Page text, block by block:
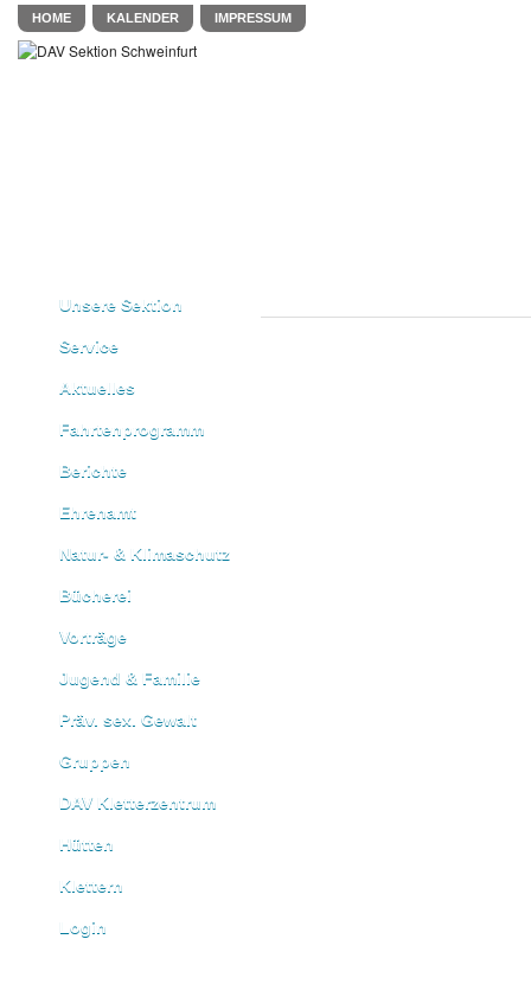
HOME KALENDER IMPRESSUM
Unsere Sektion
Service
Aktuelles
Fahrtenprogramm
Berichte
Ehrenamt
Natur- & Klimaschutz
Bücherei
Vorträge
Jugend & Familie
Präv. sex. Gewalt
Gruppen
DAV Kletterzentrum
Hütten
Klettern
Login